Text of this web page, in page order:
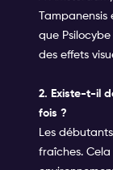
Tampanensis
que
des effets
2. Existe-t-il
fois ?
Les
fraîches.